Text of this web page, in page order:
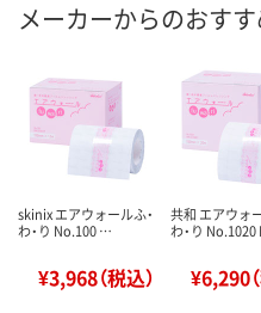
メーカーからのおす
skinix エアウォールふ・
わ・り No.100 …
¥3,968（税込）
共和 エアウォ
わ・り
¥6,290